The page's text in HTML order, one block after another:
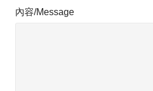
內容/Message